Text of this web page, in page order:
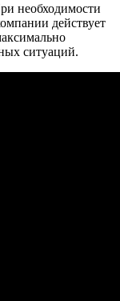
необходимости
действует
ситуаций.